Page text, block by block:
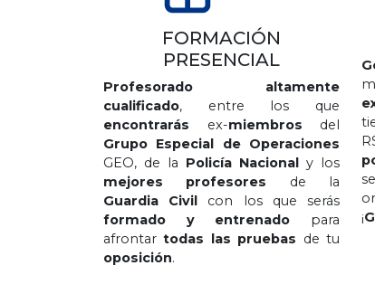
FORMACIÓN
PRESENCIAL
Profesorado altamente
cualificado, entre los que
encontrarás ex-miembros del
Grupo Especial de Operaciones
GEO, de la Policía Nacional y los
mejores profesores de la
Guardia Civil con los que serás
formado y entrenado para
afrontartodas las pruebas de tu
oposición.
¡